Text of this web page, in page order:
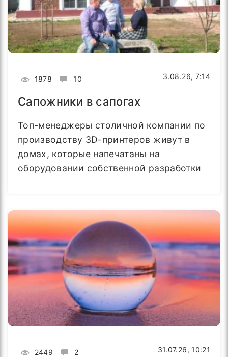
1878 10 3.08.26, 7:14
Сапожники в сапогах
Топ-менеджеры столичной компании по
производству 3D-принтеров живут в
домах, которые напечатаны на
оборудовании собственной разработки
2449 2 31.07.26, 10:21